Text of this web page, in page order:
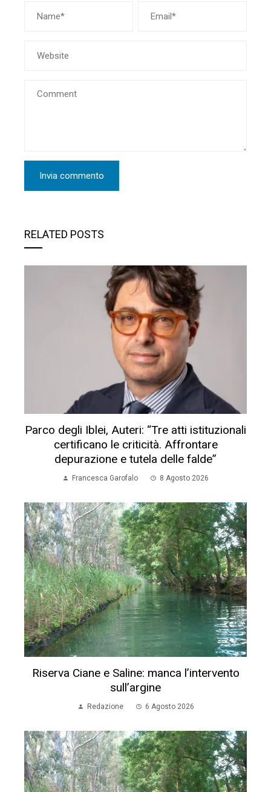
RELATED POSTS
Parco degli Iblei, Auteri: “Tre atti istituzionali
certificano le criticità. Affrontare
depurazione e tutela delle falde”
Francesca Garofalo 8 Agosto 2026
Riserva Ciane e Saline: manca l’intervento
sull’argine
Redazione 6 Agosto 2026